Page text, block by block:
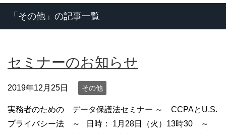
「その他」の記事一覧
セミナーのお知らせ
2019年12月25日 その他
実務者のための データ保護法セミナー ～ CCPAとU.S.
プライバシー法 ～ 日時： 1月28日（火）13時30 ～